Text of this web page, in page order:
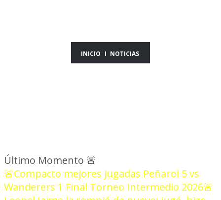
INICIO NOTICIAS
Último Momento 🚨
🚨Compacto mejores jugadas Peñarol 5 vs
Wanderers 1 Final Torneo Intermedio 2026🚨